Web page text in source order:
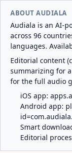
ABOUT AUDIALA
Audiala is an AI-
across 96
languages.
Editorial content
summarizing for
for the full audio
iOS app:
Android app:
Smart
Editorial